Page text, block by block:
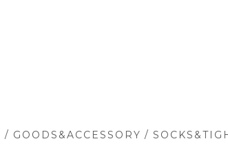
/ GOODS&ACCESSORY /